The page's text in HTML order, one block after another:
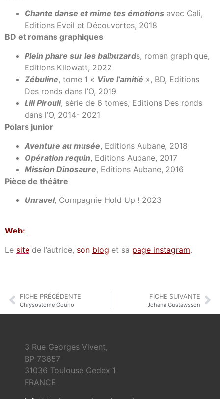
Chante danse et mime tes émotions avec Cali,
Editions Eveil et Découvertes, 2018
BD et romans graphiques
Plein phare sur les balbuzards, roman graphique,
Editions Kilowatt, 2022
Zébuline, tome 1 « Vive l’amitié », BD, Editions
Des ronds dans l’O, 2019
Lili Pirouli, série de 6 tomes, Editions Des ronds
dans l’O, 2014- 2021
Polars junior
Aventure au musée, Editions Aubane, 2018
Opération requin, Editions Aubane, 2017
Mission Dinosaure, Editions Aubane, 2016
Pièce de théâtre
Unravel, Compagnie Hold Up ! 2023
Web:
Le site de l’autrice, son blog et sa page instagram.
FICHE PRÉCÉDENTE
Chrysostome Gourio
FICHE SUIVANTE
Johana Gustawsson
3 Rue Georges Vivent,
BP 73657
31036 Toulouse Cedex 1
FRANCE